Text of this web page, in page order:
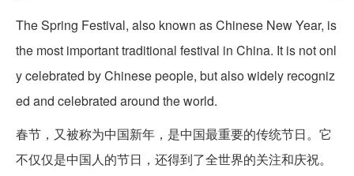
The Spring Festival, also known as Chinese New Year, is
the most important traditional festival in China. It is not onl
y celebrated by Chinese people, but also widely recogniz
ed and celebrated around the world.
春节，又被称为中国新年，是中国最重要的传统节日。它
不仅仅是中国人的节日，还得到了全世界的关注和庆祝。